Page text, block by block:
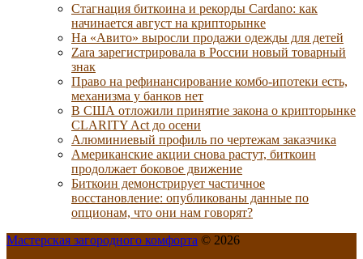
Стагнация биткоина и рекорды Cardano: как
начинается август на крипторынке
На «Авито» выросли продажи одежды для детей
Zara зарегистрировала в России новый товарный
знак
Право на рефинансирование комбо-ипотеки есть,
механизма у банков нет
В США отложили принятие закона о крипторынке
CLARITY Act до осени
Алюминиевый профиль по чертежам заказчика
Американские акции снова растут, биткоин
продолжает боковое движение
Биткоин демонстрирует частичное
восстановление: опубликованы данные по
опционам, что они нам говорят?
Мастерская загородного комфорта © 2026